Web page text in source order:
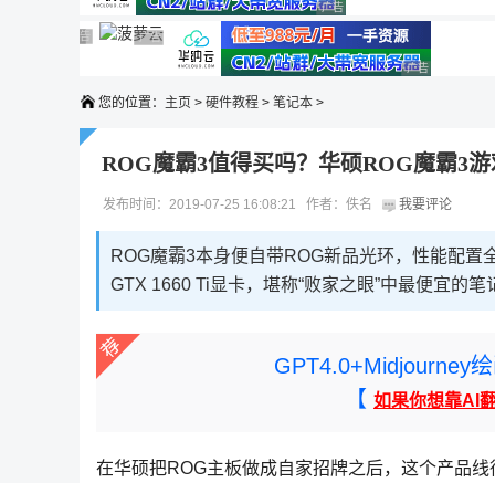
广告 商业广告，理性选择
广告 商业广告，理性选择
广告 商业广告，理性选择
广告 商业广告，理性选择广告 商业广告，理性选择
广告 商业广告
您的位置： 主页 > 硬件教程 > 笔记本 >
ROG魔霸3值得买吗？华硕ROG魔霸3
发布时间：2019-07-25 16:08:21 作者：佚名 我要评论
ROG魔霸3本身便自带ROG新品光环，性能配
GTX 1660 Ti显卡，堪称“败家之眼”中最便宜的
GPT4.0+Midjourney
【 如果你想靠AI
在华硕把ROG主板做成自家招牌之后，这个产品